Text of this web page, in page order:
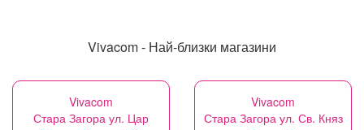
Vivacom - Най-близки магазини
Vivacom
Стара Загора ул. Цар
Vivacom
Стара Загора ул. Св. Княз